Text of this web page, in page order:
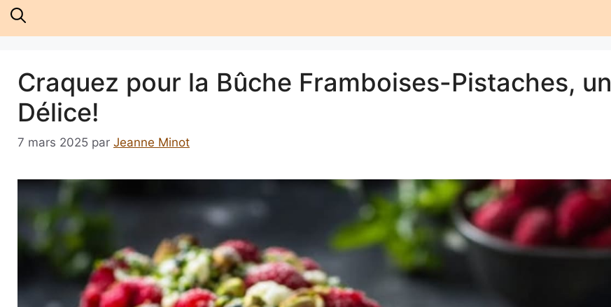
Craquez pour la Bûche Framboises-Pistaches, un
Délice!
7 mars 2025 par Jeanne Minot